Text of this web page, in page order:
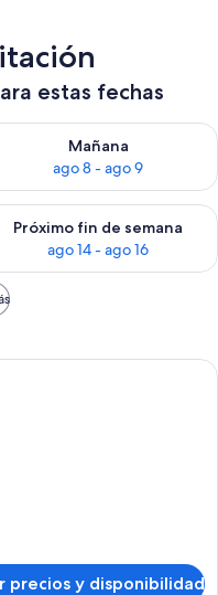
estas fechas
ago 7 - ago 8
Mañana
ago 8 - ago 9
la disponibilidad
fin de semana, ago 7 -
Próximo fin de semana
ago 14 - ago 16
la disponibilidad
cama doble con ropa de cama
precios y disponibilidad